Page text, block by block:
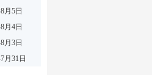
月5日
月4日
月3日
月31日